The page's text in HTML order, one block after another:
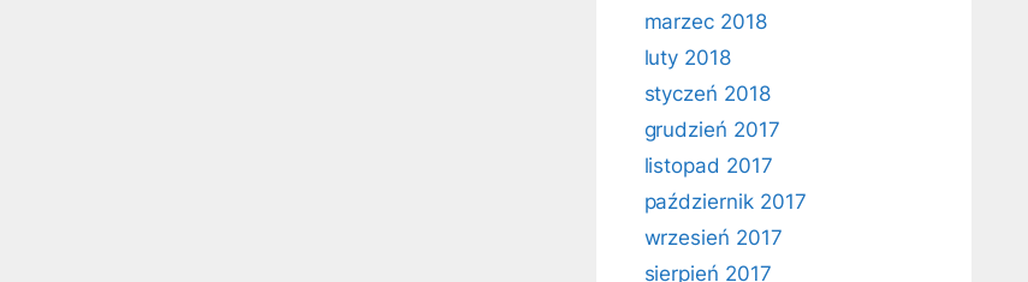
marzec 2018
luty 2018
styczeń 2018
grudzień 2017
listopad 2017
październik 2017
wrzesień 2017
sierpień 2017